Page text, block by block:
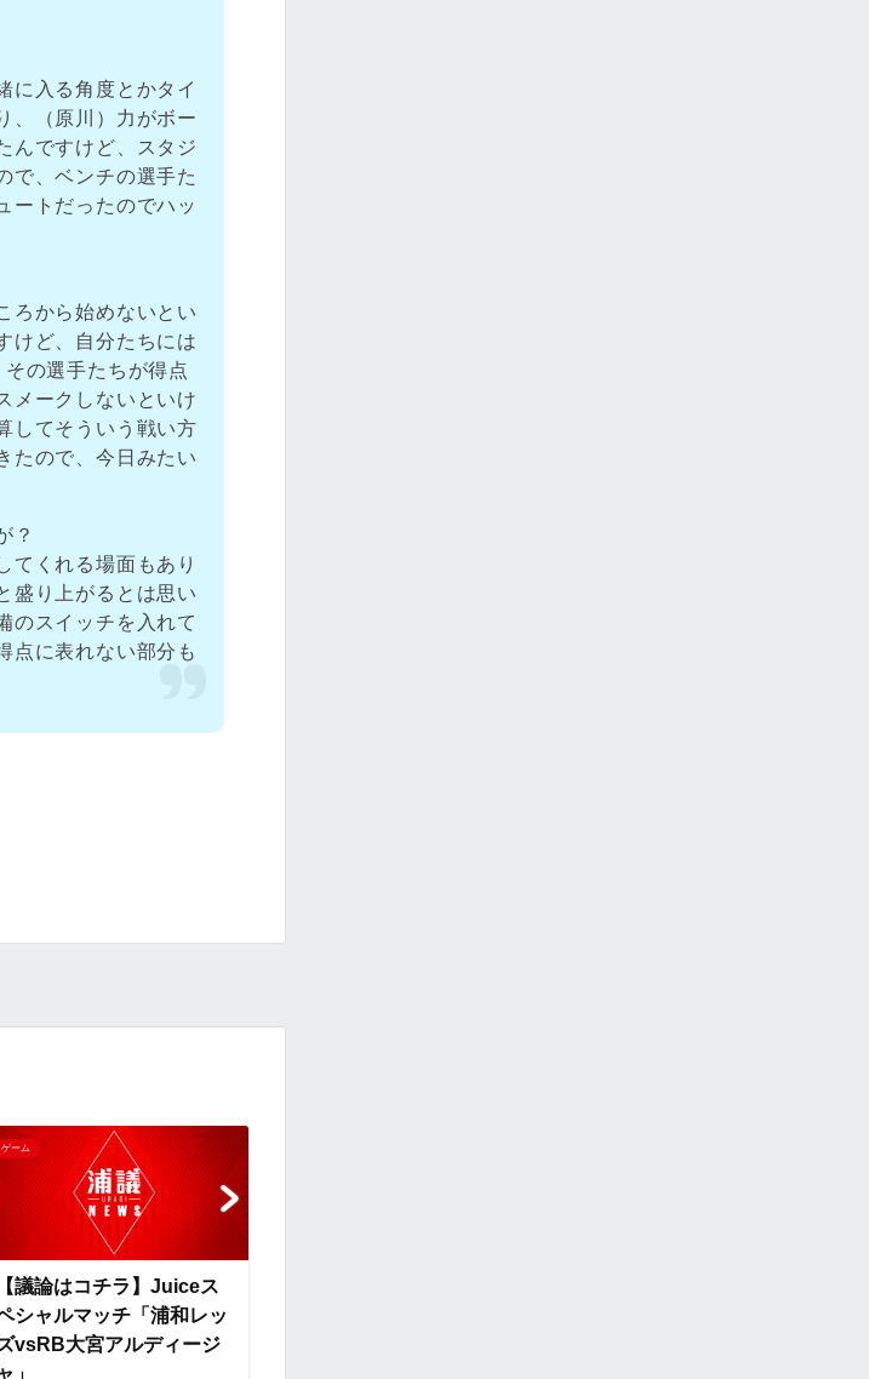
に入る角度とかタイ
、（原川）力がボー
んですけど、スタジ
で、ベンチの選手た
ートだったのでハッ
ろから始めないとい
けど、自分たちには
の選手たちが得点
メークしないといけ
してそういう戦い方
たので、今日みたい
？
てくれる場面もあり
盛り上がるとは思い
のスイッチを入れて
点に表れない部分も
ゲーム
【議論はコチラ】Juiceス
シャルマッチ「浦和レッ
vsRB大宮アルディージ
」